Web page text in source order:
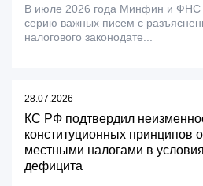
В июле 2026 года Минфин и ФНС
серию важных писем с
налогового законодате...
28.07.2026
КС РФ подтвердил
конституционных принципов
местными налогами в
дефицита